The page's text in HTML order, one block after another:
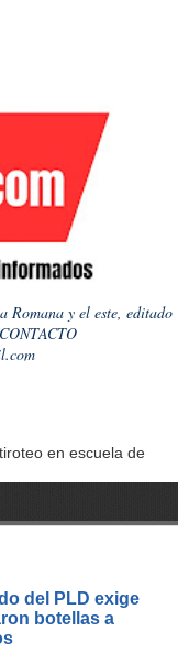
Romana y el este, editado
en escuela de
del PLD exige
botellas a